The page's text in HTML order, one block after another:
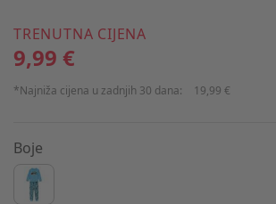
TRENUTNA CIJENA
9,99 €
*Najniža cijena u zadnjih 30 dana: 19,99 €
Boje